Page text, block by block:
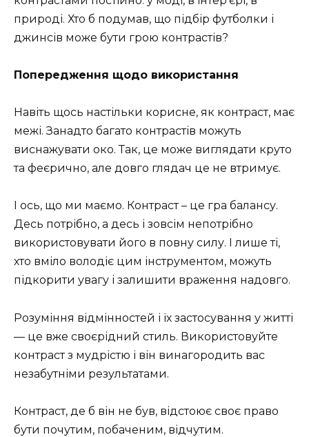
природі. Хто б подумав, що підбір футболки і
джинсів може бути грою контрастів?
Попередження щодо використання
Навіть щось настільки корисне, як контраст, має
межі. Занадто багато контрастів можуть
виснажувати око. Так, це може виглядати круто
та феєрично, але довго глядач це не втримує.
І ось, що ми маємо. Контраст – це гра балансу.
Десь потрібно, а десь і зовсім непотрібно
використовувати його в повну силу. І лише ті,
хто вміло володіє цим інструментом, можуть
підкорити увагу і залишити враження надовго.
Розуміння відмінностей і їх застосування у житті
— це вже своєрідний стиль. Використовуйте
контраст з мудрістю і він винагородить вас
незабутніми результатами.
Контраст, де б він не був, відстоює своє право
бути почутим, побаченим, відчутим.